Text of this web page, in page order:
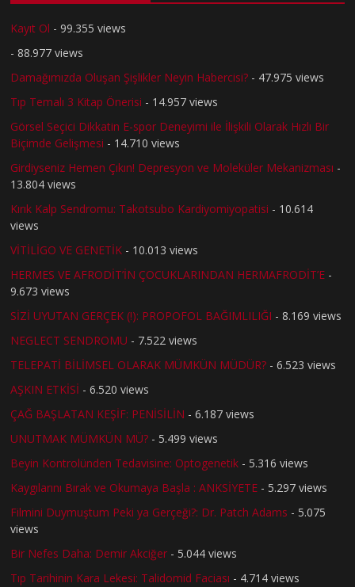
Kayıt Ol - 99.355 views
- 88.977 views
Damağımızda Oluşan Şişlikler Neyin Habercisi? - 47.975 views
Tıp Temalı 3 Kitap Önerisi - 14.957 views
Görsel Seçici Dikkatin E-spor Deneyimi ile İlişkili Olarak Hızlı Bir
Biçimde Gelişmesi - 14.710 views
Girdiyseniz Hemen Çıkın! Depresyon ve Moleküler Mekanizması -
13.804 views
Kırık Kalp Sendromu: Takotsubo Kardiyomiyopatisi - 10.614
views
VİTİLİGO VE GENETİK - 10.013 views
HERMES VE AFRODİT’İN ÇOCUKLARINDAN HERMAFRODİT’E -
9.673 views
SİZİ UYUTAN GERÇEK (!): PROPOFOL BAĞIMLILIĞI - 8.169 views
NEGLECT SENDROMU - 7.522 views
TELEPATİ BİLİMSEL OLARAK MÜMKÜN MÜDÜR? - 6.523 views
AŞKIN ETKİSİ - 6.520 views
ÇAĞ BAŞLATAN KEŞİF: PENİSİLİN - 6.187 views
UNUTMAK MÜMKÜN MÜ? - 5.499 views
Beyin Kontrolünden Tedavisine: Optogenetik - 5.316 views
Kaygılarını Bırak ve Okumaya Başla : ANKSİYETE - 5.297 views
Filmini Duymuştum Peki ya Gerçeği?: Dr. Patch Adams - 5.075
views
Bir Nefes Daha: Demir Akciğer - 5.044 views
Tıp Tarihinin Kara Lekesi: Talidomid Faciası - 4.714 views